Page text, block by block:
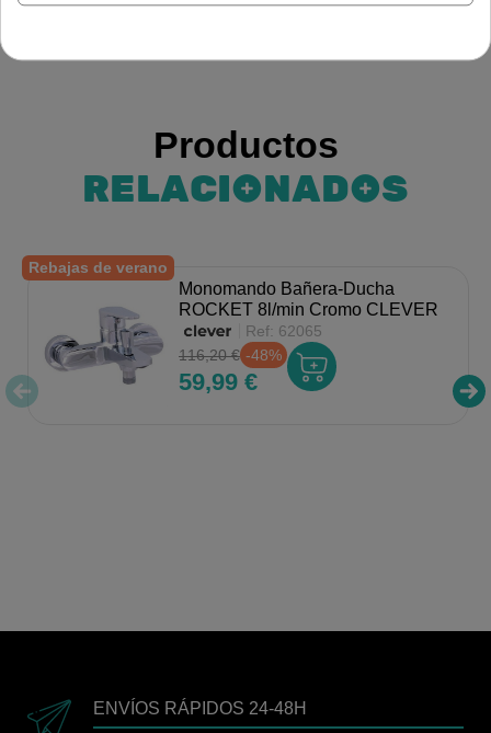
Fontanería Grifería Grifería para baño
Productos
RELACIONADOS
Rebajas de verano
Monomando Bañera-Ducha
ROCKET 8l/min Cromo CLEVER
Ref: 62065
116,20 € -48%
59,99 €
ENVÍOS RÁPIDOS 24-48H